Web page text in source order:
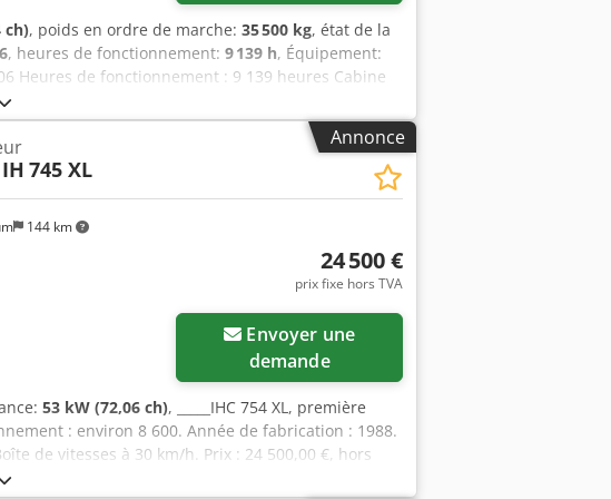
ch), poids en ordre de marche: 35 500 kg, état de la
, heures de fonctionnement: 9 139 h, Équipement:
Heures de fonctionnement : 9 139 heures Cabine
standard Dedpezp Rm Rofx Aafjkr Bras : 3,30 m
Attache rapide OQ80 1 godet – largeur 800
de roulement en bon état, environ 70 % Plaques
CE Dimensions de transport : 10,8 x 3 x 3,40 m
Annonce
144 km
745 XL
24 500 €
prix fixe hors TVA
demande
53 kW (72,06 ch), _____IHC 754 XL, première
: environ 8 600. Année de fabrication : 1988.
de vitesses à 30 km/h. Prix : 24 500,00 €, hors